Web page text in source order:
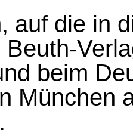
auf die in
beim
München